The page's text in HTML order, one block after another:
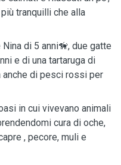
tranquilli che alla
di 5 anni🦮, due gatte
e di una tartaruga di
anche di pesci rossi per
in cui vivevano animali
cura di oche,
, pecore, muli e